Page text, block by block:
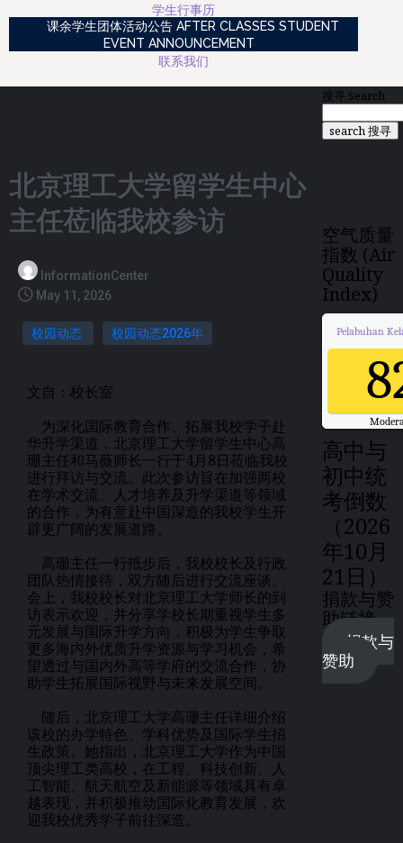
学生行事历
课余学生团体活动公告 AFTER CLASSES STUDENT
EVENT ANNOUNCEMENT
联系我们
北京理工大学留学生中心
主任莅临我校参访
InformationCenter
May 11, 2026
校园动态 校园动态2026年
文自：校长室
为深化国际教育合作、拓展我校学子赴
华升学渠道，北京理工大学留学生中心高
珊主任和马薇师长一行于4月8日莅临我校
进行拜访与交流。此次参访旨在加强两校
在学术交流、人才培养及升学渠道等领域
的合作，为有意赴中国深造的我校学生开
辟更广阔的发展道路。
高珊主任一行抵步后，我校校长及行政
团队热情接待，双方随后进行交流座谈。
会上，我校校长对北京理工大学师长的到
访表示欢迎，并分享学校长期重视学生多
元发展与国际升学方向，积极为学生争取
更多海内外优质升学资源与学习机会，希
望透过与国内外高等学府的交流合作，协
助学生拓展国际视野与未来发展空间。
随后，北京理工大学高珊主任详细介绍
该校的办学特色、学科优势及国际学生招
生政策。她指出，北京理工大学作为中国
顶尖理工类高校，在工程、科技创新、人
工智能、航天航空及新能源等领域具有卓
越表现，并积极推动国际化教育发展，欢
迎我校优秀学子前往深造。
搜寻 Search
search 搜寻
空气质量
指数 (Air
Quality
Index)
Pelabuhan
高中与
初中统
考倒数
（2026
年10月
21日）
捐款与赞
助链接
捐款与
赞助